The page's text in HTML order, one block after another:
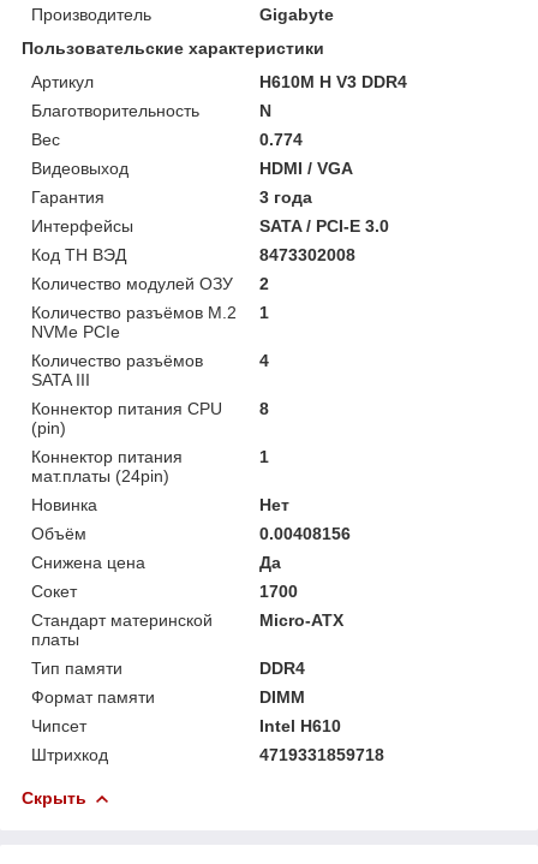
Производитель
Gigabyte
Пользовательские характеристики
Артикул
H610M H V3 DDR4
Благотворительность
N
Вес
0.774
Видеовыход
HDMI / VGA
Гарантия
3 года
Интерфейсы
SATA / PCI-E 3.0
Код ТН ВЭД
8473302008
Количество модулей ОЗУ
2
Количество разъёмов M.2
NVMe PCIe
1
Количество разъёмов
SATA III
4
Коннектор питания CPU
(pin)
8
Коннектор питания
мат.платы (24pin)
1
Новинка
Нет
Объём
0.00408156
Снижена цена
Да
Сокет
1700
Стандарт материнской
платы
Micro-ATX
Тип памяти
DDR4
Формат памяти
DIMM
Чипсет
Intel H610
Штрихкод
4719331859718
Скрыть